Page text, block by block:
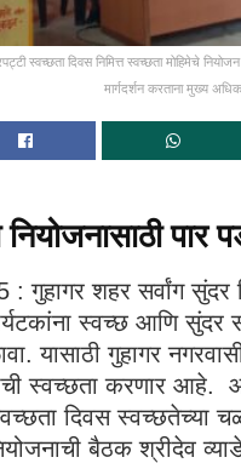
स्वच्छता दिवस निमित्त स्वच्छता मोहिमेचे
मार्गदर्शन करताना मुख्य
पार
: गुहागर शहर सर्वांग सुंदर
स्वच्छ आणि सुंदर
यासाठी गुहागर
स्वच्छता करणार आहे.
दिवस स्वच्छतेच्या
बैठक श्रीदेव